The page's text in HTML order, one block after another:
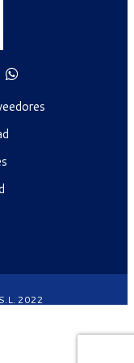
2022